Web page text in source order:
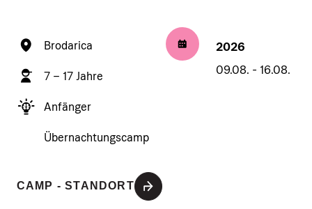
Brodarica
7 – 17 Jahre
Anfänger
Übernachtungscamp
CAMP - STANDORT
2026
09.08. - 16.08.